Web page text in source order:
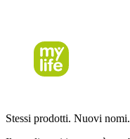
Stessi prodotti. Nuovi nomi.